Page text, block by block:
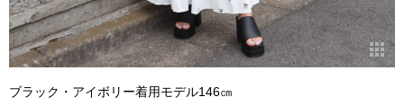
ブラック・アイボリー着用モデル146㎝